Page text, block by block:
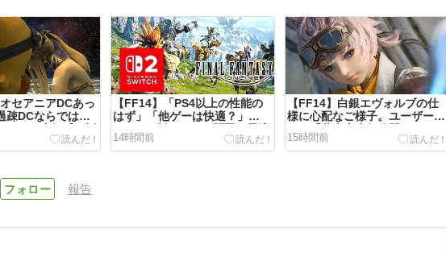
セアニアDCあっ
疎DCならではの
とした空気感が話
も見習おう🦑】
【FF14】「PS4以上の性能の
はず」「他ゲーは快適？」
Switch2版のロード問題は最適
化すれば解決するのか？？早く
修整されるのが望まれる
14時間前
【FF14】白銀エヴォルブの仕
様に心配なご様子。ユーザーか
らは「黄金内先行公開テストで
意見を取り入れてほしい」との
声も
15時間前
報告